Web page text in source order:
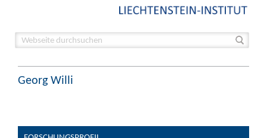
Georg Willi